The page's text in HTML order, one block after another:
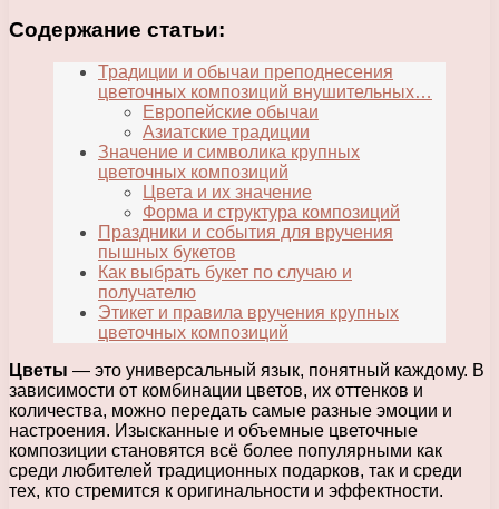
Содержание статьи:
Традиции и обычаи преподнесения
цветочных композиций внушительных…
Европейские обычаи
Азиатские традиции
Значение и символика крупных
цветочных композиций
Цвета и их значение
Форма и структура композиций
Праздники и события для вручения
пышных букетов
Как выбрать букет по случаю и
получателю
Этикет и правила вручения крупных
цветочных композиций
Цветы — это универсальный язык, понятный каждому. В
зависимости от комбинации цветов, их оттенков и
количества, можно передать самые разные эмоции и
настроения. Изысканные и объемные цветочные
композиции становятся всё более популярными как
среди любителей традиционных подарков, так и среди
тех, кто стремится к оригинальности и эффектности.